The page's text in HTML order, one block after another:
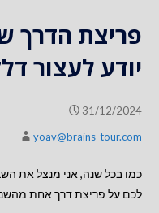
יודע לעצור
31/12/2024
yoav@brains-tour.com
כמו בכל שנה, אני מנצל את
לכם על פריצת דרך אחת